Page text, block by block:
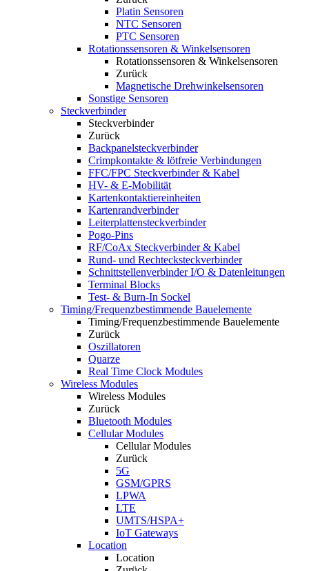
Platin Sensoren
NTC Sensoren
PTC Sensoren
Rotationssensoren & Winkelsensoren
Rotationssensoren & Winkelsensoren
Zurück
Magnetische Drehwinkelsensoren
Sonstige Sensoren
Steckverbinder
Steckverbinder
Zurück
Backpanelsteckverbinder
Crimpkontakte & lötfreie Verbindungen
FFC/FPC Steckverbinder & Kabel
HV- & E-Mobilität
Kartenkontaktiereinheiten
Kartenrandverbinder
Leiterplattensteckverbinder
Pogo-Pins
RF/CoAx Steckverbinder & Kabel
Rund- und Rechtecksteckverbinder
Schnittstellenverbinder I/O & Datenleitungen
Terminal Blocks
Test- & Burn-In Sockel
Timing/Frequenzbestimmende Bauelemente
Timing/Frequenzbestimmende Bauelemente
Zurück
Oszillatoren
Quarze
Real Time Clock Modules
Wireless Modules
Wireless Modules
Zurück
Bluetooth Modules
Cellular Modules
Cellular Modules
Zurück
5G
GSM/GPRS
LPWA
LTE
UMTS/HSPA+
IoT Gateways
Location
Location